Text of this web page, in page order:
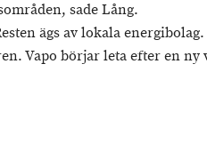
sade Lång.
ägs av lokala energibolag.
Vapo börjar leta efter en ny